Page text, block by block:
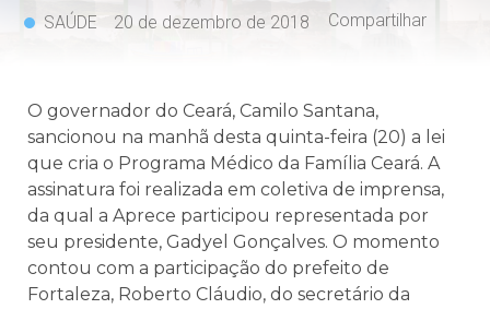
SAÚDE 20 de dezembro de 2018 Compartilhar
O governador do Ceará, Camilo Santana,
sancionou na manhã desta quinta-feira (20) a lei
que cria o Programa Médico da Família Ceará. A
assinatura foi realizada em coletiva de imprensa,
da qual a Aprece participou representada por
seu presidente, Gadyel Gonçalves. O momento
contou com a participação do prefeito de
Fortaleza, Roberto Cláudio, do secretário da